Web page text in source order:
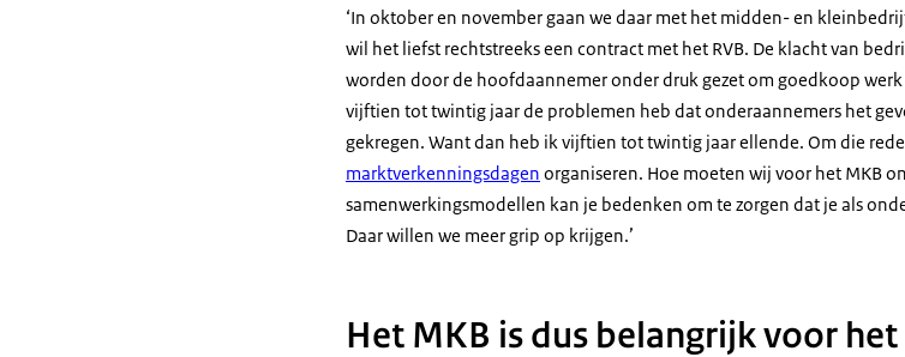
‘In oktober en november gaan we daar met het midden- en
wil het liefst rechtstreeks een contract met het RVB. De klacht van
worden door de hoofdaannemer onder druk gezet om goedkoop
vijftien tot twintig jaar de problemen heb dat onderaannemers het
gekregen. Want dan heb ik vijftien tot twintig jaar ellende. Om die
marktverkenningsdagen organiseren. Hoe moeten wij voor het MKB
samenwerkingsmodellen kan je bedenken om te zorgen dat je als
Daar willen we meer grip op krijgen.’
Het MKB is dus belangrijk voor het